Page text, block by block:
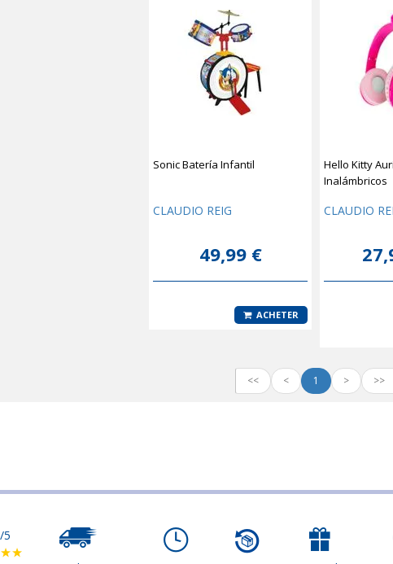
Sonic Batería Infantil
CLAUDIO REIG
49,99 €
ACHETER
Hello Kitty
Inalámbricos
CLAUDIO
<< < 1 > >>
/5